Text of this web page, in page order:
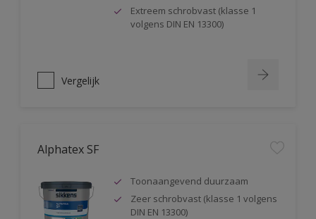
Extreem schrobvast (klasse 1
volgens DIN EN 13300)
Vergelijk
Alphatex SF
Toonaangevend duurzaam
Zeer schrobvast (klasse 1 volgens
DIN EN 13300)